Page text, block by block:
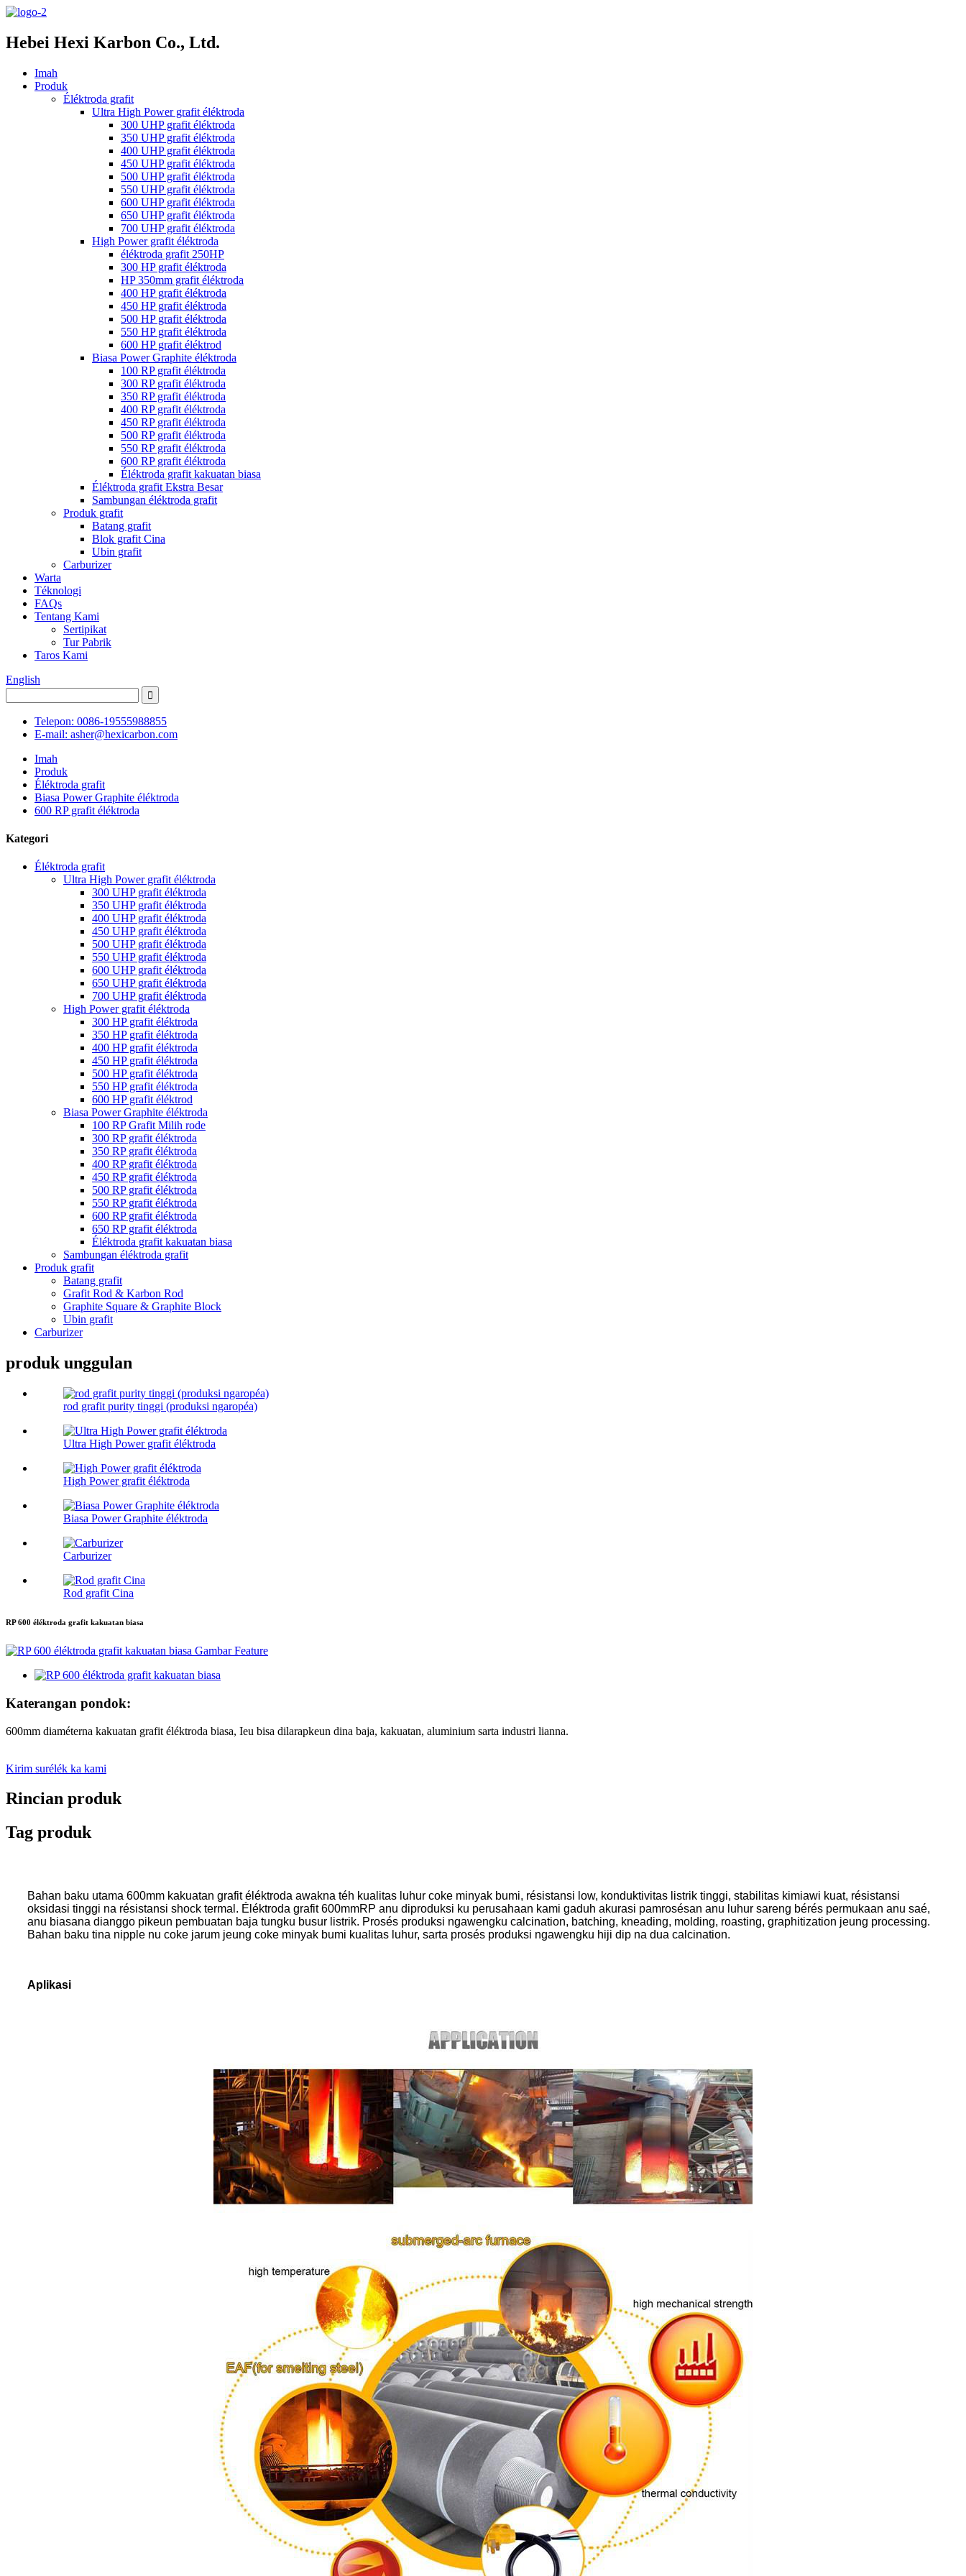
Hebei Hexi Karbon Co., Ltd.
Imah
Produk
Éléktroda grafit
Ultra High Power grafit éléktroda
300 UHP grafit éléktroda
350 UHP grafit éléktroda
400 UHP grafit éléktroda
450 UHP grafit éléktroda
500 UHP grafit éléktroda
550 UHP grafit éléktroda
600 UHP grafit éléktroda
650 UHP grafit éléktroda
700 UHP grafit éléktroda
High Power grafit éléktroda
éléktroda grafit 250HP
300 HP grafit éléktroda
HP 350mm grafit éléktroda
400 HP grafit éléktroda
450 HP grafit éléktroda
500 HP grafit éléktroda
550 HP grafit éléktroda
600 HP grafit éléktrod
Biasa Power Graphite éléktroda
100 RP grafit éléktroda
300 RP grafit éléktroda
350 RP grafit éléktroda
400 RP grafit éléktroda
450 RP grafit éléktroda
500 RP grafit éléktroda
550 RP grafit éléktroda
600 RP grafit éléktroda
Éléktroda grafit kakuatan biasa
Éléktroda grafit Ekstra Besar
Sambungan éléktroda grafit
Produk grafit
Batang grafit
Blok grafit Cina
Ubin grafit
Carburizer
Warta
Téknologi
FAQs
Tentang Kami
Sertipikat
Tur Pabrik
Taros Kami
English
Telepon: 0086-19555988855
E-mail: asher@hexicarbon.com
Imah
Produk
Éléktroda grafit
Biasa Power Graphite éléktroda
600 RP grafit éléktroda
Kategori
Éléktroda grafit
Ultra High Power grafit éléktroda
300 UHP grafit éléktroda
350 UHP grafit éléktroda
400 UHP grafit éléktroda
450 UHP grafit éléktroda
500 UHP grafit éléktroda
550 UHP grafit éléktroda
600 UHP grafit éléktroda
650 UHP grafit éléktroda
700 UHP grafit éléktroda
High Power grafit éléktroda
300 HP grafit éléktroda
350 HP grafit éléktroda
400 HP grafit éléktroda
450 HP grafit éléktroda
500 HP grafit éléktroda
550 HP grafit éléktroda
600 HP grafit éléktrod
Biasa Power Graphite éléktroda
100 RP Grafit Milih rode
300 RP grafit éléktroda
350 RP grafit éléktroda
400 RP grafit éléktroda
450 RP grafit éléktroda
500 RP grafit éléktroda
550 RP grafit éléktroda
600 RP grafit éléktroda
650 RP grafit éléktroda
Éléktroda grafit kakuatan biasa
Sambungan éléktroda grafit
Produk grafit
Batang grafit
Grafit Rod & Karbon Rod
Graphite Square & Graphite Block
Ubin grafit
Carburizer
produk unggulan
rod grafit purity tinggi (produksi ngaropéa)
Ultra High Power grafit éléktroda
High Power grafit éléktroda
Biasa Power Graphite éléktroda
Carburizer
Rod grafit Cina
RP 600 éléktroda grafit kakuatan biasa
Katerangan pondok:
600mm diaméterna kakuatan grafit éléktroda biasa, Ieu bisa dilarapkeun dina baja, kakuatan, aluminium sarta industri lianna.
Kirim surélék ka kami
Rincian produk
Tag produk
Bahan baku utama 600mm kakuatan grafit éléktroda awakna téh kualitas luhur coke minyak bumi, résistansi low, konduktivitas listrik tinggi, stabilitas kimiawi kuat, résistansi
oksidasi tinggi na résistansi shock termal. Éléktroda grafit 600mmRP anu diproduksi ku perusahaan kami gaduh akurasi pamrosésan anu luhur sareng bérés permukaan anu saé,
anu biasana dianggo pikeun pembuatan baja tungku busur listrik. Prosés produksi ngawengku calcination, batching, kneading, molding, roasting, graphitization jeung processing.
Bahan baku tina nipple nu coke jarum jeung coke minyak bumi kualitas luhur, sarta prosés produksi ngawengku hiji dip na dua calcination.
Aplikasi